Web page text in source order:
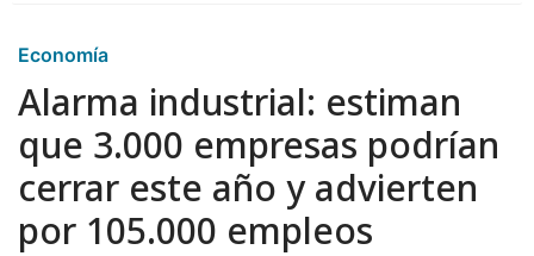
Economía
Alarma industrial: estiman
que 3.000 empresas podrían
cerrar este año y advierten
por 105.000 empleos